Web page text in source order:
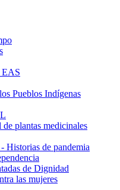
EAS
Pueblos Indígenas
plantas medicinales
Historias de pandemia
de Dignidad
las mujeres